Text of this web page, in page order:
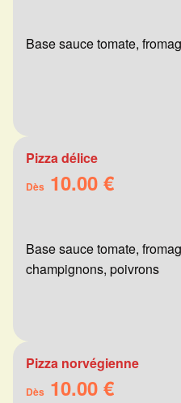
Base sauce tomate,
Pizza délice
Dès 10.00 €
Base sauce tomate,
champignons, poivrons
Pizza norvégienne
Dès 10.00 €